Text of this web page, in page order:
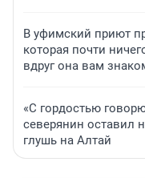
В уфимский приют
которая почти
вдруг она вам
«С гордостью
северянин оставил
глушь на Алтай